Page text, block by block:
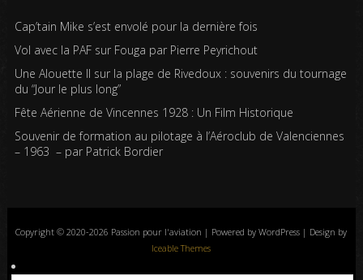
Cap’tain Mike s’est envolé pour la dernière fois
Vol avec la PAF sur Fouga par Pierre Peyrichout
Une Alouette II sur la plage de Rivedoux : souvenirs du tournage
du “Jour le plus long”
Fête Aérienne de Vincennes 1928 : Un Film Historique
Souvenir de formation au pilotage à l’Aéroclub de Valenciennes
– 1963 – par Patrick Bordier
Copyright © 2020-2026 Passion pour l'aviation | Powered by WordPress | Design by
Iceable Themes